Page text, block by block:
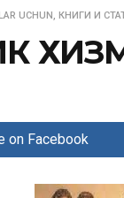
UCHUN, КНИГИ И
on Facebook